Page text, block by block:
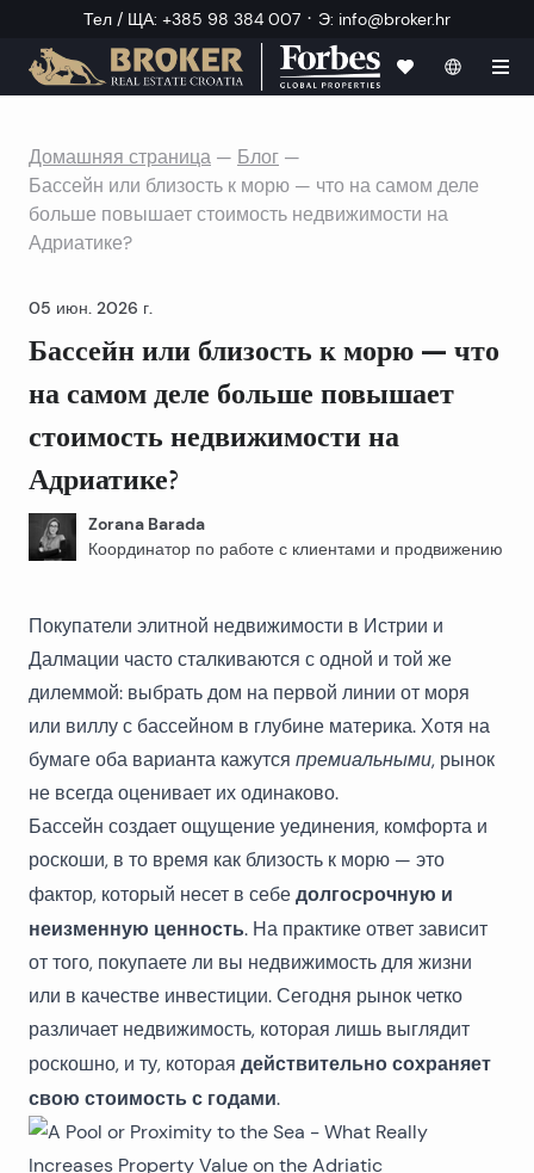
Тел / ЩА: +385 98 384 007 · Э: info@broker.hr
Домашняя страница — Блог —
Бассейн или близость к морю — что на самом деле
больше повышает стоимость недвижимости на
Адриатике?
05 июн. 2026 г.
Бассейн или близость к морю — что
на самом деле больше повышает
стоимость недвижимости на
Адриатике?
Zorana Barada
Координатор по работе с клиентами и продвижению
Покупатели элитной недвижимости в Истрии и
Далмации часто сталкиваются с одной и той же
дилеммой: выбрать дом на первой линии от моря
или виллу с бассейном в глубине материка. Хотя на
бумаге оба варианта кажутся премиальными, рынок
не всегда оценивает их одинаково.
Бассейн создает ощущение уединения, комфорта и
роскоши, в то время как близость к морю — это
фактор, который несет в себе долгосрочную и
неизменную ценность. На практике ответ зависит
от того, покупаете ли вы недвижимость для жизни
или в качестве инвестиции. Сегодня рынок четко
различает недвижимость, которая лишь выглядит
роскошно, и ту, которая действительно сохраняет
свою стоимость с годами.